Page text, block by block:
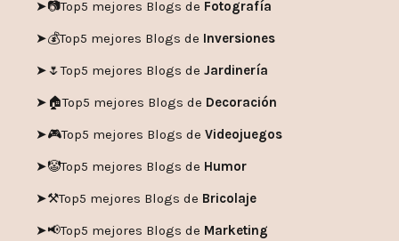
➤📷Top5 mejores Blogs de Fotografía
➤💰Top5 mejores Blogs de Inversiones
➤🌷Top5 mejores Blogs de Jardinería
➤🏠Top5 mejores Blogs de Decoración
➤🎮Top5 mejores Blogs de Videojuegos
➤🤡Top5 mejores Blogs de Humor
➤⚒️Top5 mejores Blogs de Bricolaje
➤📢Top5 mejores Blogs de Marketing